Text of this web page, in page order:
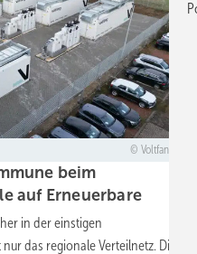
Voltfang
beim
auf Erneuerbare
in der einstigen
das regionale Verteilnetz. Die